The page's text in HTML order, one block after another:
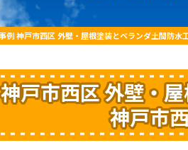
例 神戸市西区 外壁・屋根塗装とベランダ土間防水
戸市西区 外壁・
神戸市